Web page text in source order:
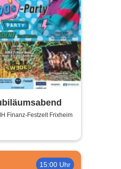
Finanz-Festzelt Frixheim
15:00 Uhr